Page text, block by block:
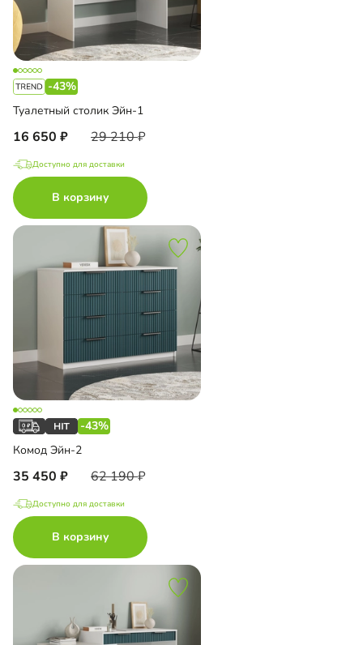
-43%
Туалетный столик Эйн-1
16 650 29 210
Доступно для доставки
В корзину
-43%
Комод Эйн-2
35 450 62 190
Доступно для доставки
В корзину